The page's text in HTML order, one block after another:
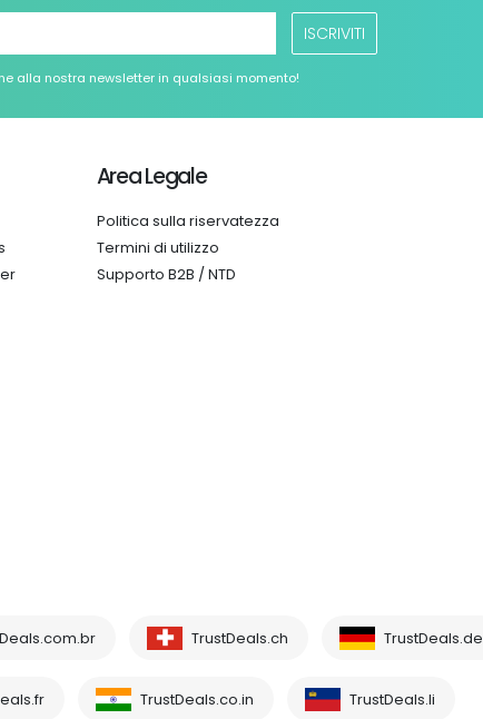
ISCRIVITI
alla nostra newsletter in qualsiasi momento!
Area Legale
Politica sulla riservatezza
Termini di utilizzo
Supporto B2B / NTD
TrustDeals.ch TrustDeals.de
TrustDeals.co.in TrustDeals.li